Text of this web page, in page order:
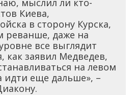
мыслил ли кто-
Киева,
в сторону Курска,
реванше, даже на
все выглядит
как заявил Медведев,
на левом
идти еще дальше», –